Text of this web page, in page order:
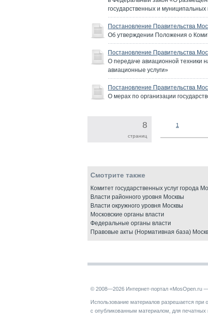
государственных и
Постановление Правительства
Об утверждении Положения о
Постановление Правительства
О передаче авиационной техники
авиационные услуги»
Постановление Правительства
О мерах по организации
8
страниц
1
Смотрите также
Комитет государственных услуг города
Власти районного уровня Москвы
Власти окружного уровня Москвы
Московские органы власти
Федеральные органы власти
Правовые акты (Нормативная база)
© 2008—2026 Интернет-портал «MosOpen.ru
Использование материалов разрешается при
с опубликованным материалом, для